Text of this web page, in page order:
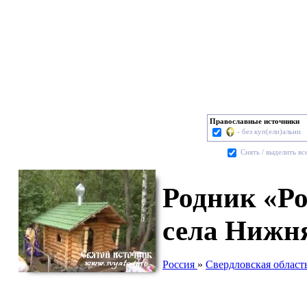
Православные источники
- без куп(ели)альни
Cнять / выделить
Родник
села
Россия » Свердловская